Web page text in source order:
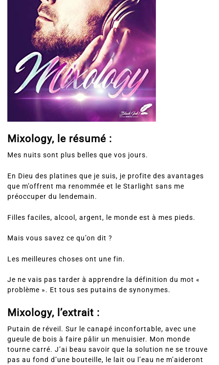
Mixology, le résumé :
Mes nuits sont plus belles que vos jours.
En Dieu des platines que je suis, je profite des avantages
que m’offrent ma renommée et le Starlight sans me
préoccuper du lendemain.
Filles faciles, alcool, argent, le monde est à mes pieds.
Mais vous savez ce qu’on dit ?
Les meilleures choses ont une fin.
Je ne vais pas tarder à apprendre la définition du mot «
problème ». Et tous ses putains de synonymes.
Mixology, l’extrait :
Putain de réveil. Sur le canapé inconfortable, avec une
gueule de bois à faire pâlir un menuisier. Mon monde
tourne carré. J’ai beau savoir que la solution ne se trouve
pas au fond d’une bouteille, le lait ou l’eau ne m’aideront